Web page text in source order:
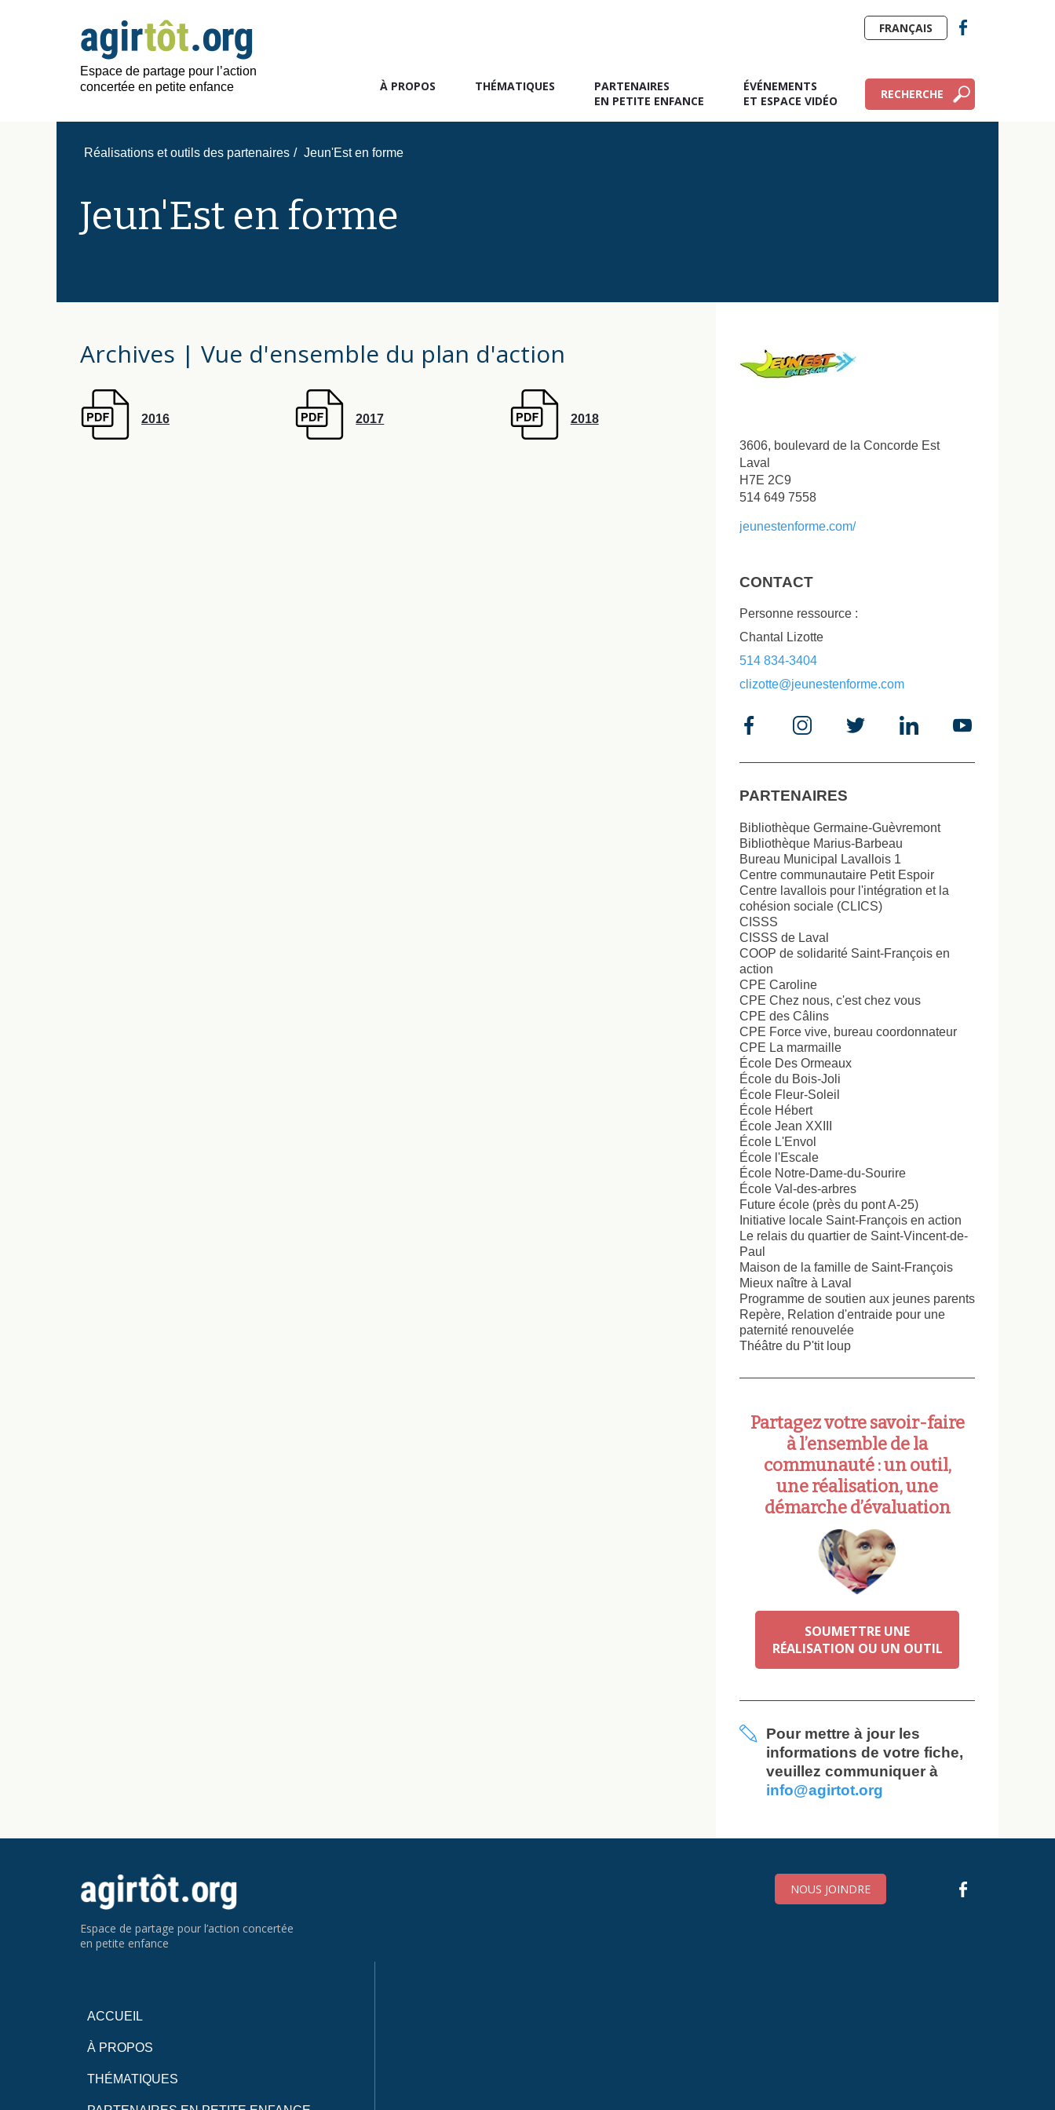
Espace de partage pour l’action
concertée en petite enfance
À PROPOS THÉMATIQUES
PARTENAIRES
EN PETITE ENFANCE
ÉVÉNEMENTS
ET ESPACE VIDÉO
RECHERCHE
FRANÇAIS
Réalisations et outils des partenaires / Jeun'Est en forme
Jeun'Est en forme
Archives | Vue d'ensemble du plan d'action
2016 2017 2018
3606, boulevard de la Concorde Est
Laval
H7E 2C9
514 649 7558
jeunestenforme.com/
CONTACT
Personne ressource :
Chantal Lizotte
514 834-3404
clizotte@jeunestenforme.com
PARTENAIRES
Bibliothèque Germaine-Guèvremont
Bibliothèque Marius-Barbeau
Bureau Municipal Lavallois 1
Centre communautaire Petit Espoir
Centre lavallois pour l'intégration et la
cohésion sociale (CLICS)
CISSS
CISSS de Laval
COOP de solidarité Saint-François en
action
CPE Caroline
CPE Chez nous, c'est chez vous
CPE des Câlins
CPE Force vive, bureau coordonnateur
CPE La marmaille
École Des Ormeaux
École du Bois-Joli
École Fleur-Soleil
École Hébert
École Jean XXIII
École L'Envol
École l'Escale
École Notre-Dame-du-Sourire
École Val-des-arbres
Future école (près du pont A-25)
Initiative locale Saint-François en action
Le relais du quartier de Saint-Vincent-de-
Paul
Maison de la famille de Saint-François
Mieux naître à Laval
Programme de soutien aux jeunes parents
Repère, Relation d'entraide pour une
paternité renouvelée
Théâtre du P'tit loup
Partagez votre savoir-faire
à l’ensemble de la
communauté : un outil,
une réalisation, une
démarche d’évaluation
SOUMETTRE UNE
RÉALISATION OU UN OUTIL
Pour mettre à jour les
informations de votre fiche,
veuillez communiquer à
info@agirtot.org
Espace de partage pour l’action concertée
en petite enfance
NOUS JOINDRE
ACCUEIL
À PROPOS
THÉMATIQUES